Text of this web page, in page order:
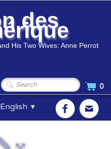
des
His Two Wives: Anne Perrot
0
English ▼